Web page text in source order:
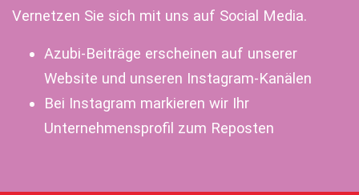
Vernetzen Sie sich mit uns auf Social Media.
Azubi-Beiträge erscheinen auf unserer
Website und unseren Instagram-Kanälen
Bei Instagram markieren wir Ihr
Unternehmensprofil zum Reposten